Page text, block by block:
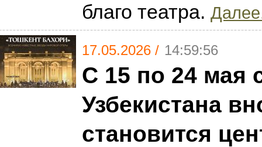
благо театра.
17.05.2026 / 14:59:56
С 15 по 24 мая
Узбекистана
становится